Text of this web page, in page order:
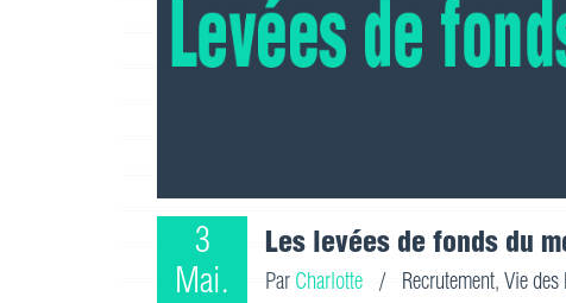
3
Mai.
Les levées de fonds du
Par Charlotte / Recrutement, Vie des